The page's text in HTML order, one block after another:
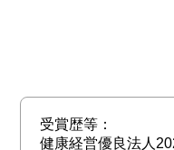
受賞歴等：
健康経営優良法人